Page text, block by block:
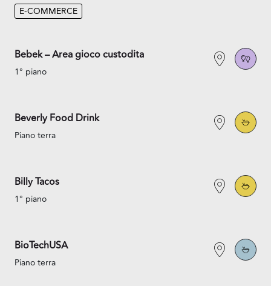
E-COMMERCE
Bebek – Area gioco custodita
1° piano
Beverly Food Drink
Piano terra
Billy Tacos
1° piano
BioTechUSA
Piano terra